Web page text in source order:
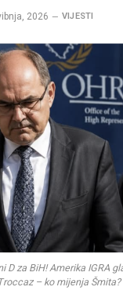
2026 VIJESTI
D za BiH! Amerika IGRA
– ko mijenja Šmita?